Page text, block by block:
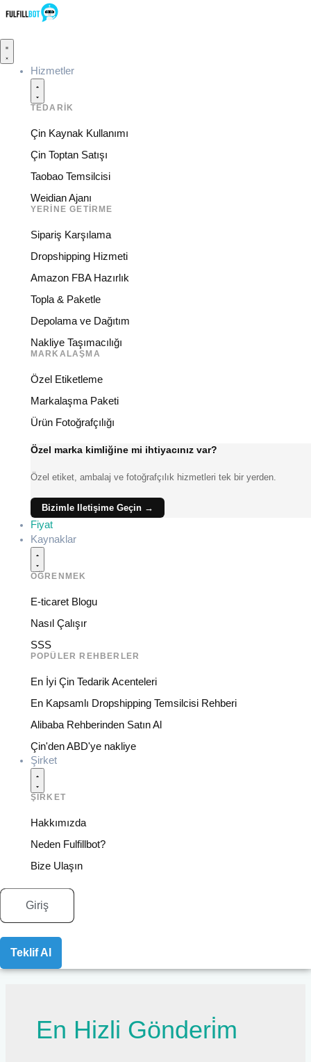
Hizmetler
TEDARIK
Çin Kaynak Kullanımı
Çin Toptan Satışı
Taobao Temsilcisi
Weidian Ajanı
YERINE GETIRME
Sipariş Karşılama
Dropshipping Hizmeti
Amazon FBA Hazırlık
Topla & Paketle
Depolama ve Dağıtım
Nakliye Taşımacılığı
MARKALAŞMA
Özel Etiketleme
Markalaşma Paketi
Ürün Fotoğrafçılığı
Özel marka kimliğine mi ihtiyacınız var?
Özel etiket, ambalaj ve fotoğrafçılık hizmetleri tek bir yerden.
Bizimle Iletişime Geçin →
Fiyat
Kaynaklar
ÖĞRENMEK
E-ticaret Blogu
Nasıl Çalışır
SSS
POPÜLER REHBERLER
En İyi Çin Tedarik Acenteleri
En Kapsamlı Dropshipping Temsilcisi Rehberi
Alibaba Rehberinden Satın Al
Çin'den ABD'ye nakliye
Şirket
ŞIRKET
Hakkımızda
Neden Fulfillbot?
Bize Ulaşın
Giriş
Teklif Al
En Hizli Gönderi̇m